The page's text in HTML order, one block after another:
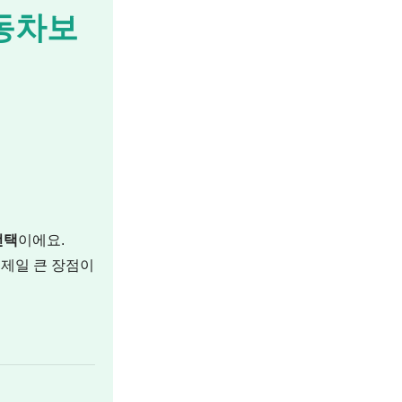
차보
이에요.
일 큰 장점이